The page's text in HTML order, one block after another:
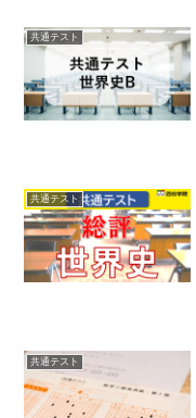
共通テスト
共通テスト
共通テスト